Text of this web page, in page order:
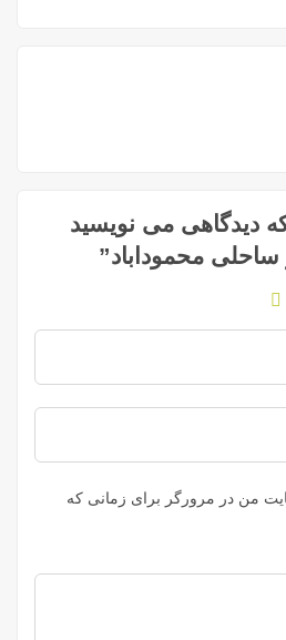
دیدگاهی می نویسید
ساحلی محموداباد”
من در مرورگر برای زمانی که